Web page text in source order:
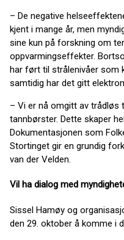
– De negative
kjent i mange år, men
sine kun på forskning om
oppvarmingseffekter.
har ført til strålenivåer som
samtidig har det gitt
– Vi er nå omgitt av
tannbørster. Dette skaper
Dokumentasjonen som
Stortinget gir en grundig
van der Velden.
Vil ha dialog med
Sissel Hamøy og
den 29. oktober å komme i